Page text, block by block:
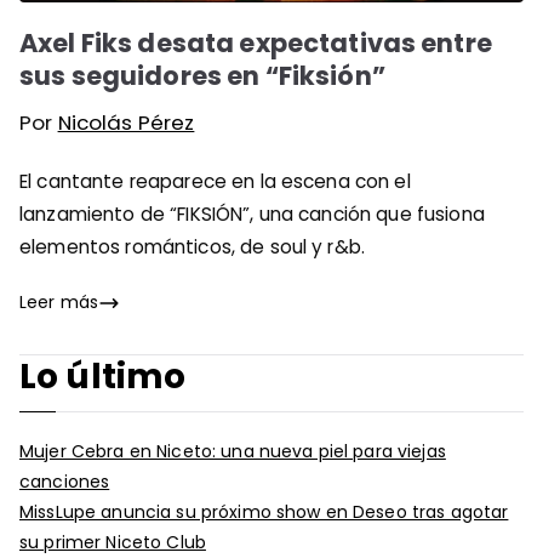
Axel Fiks desata expectativas entre
sus seguidores en “Fiksión”
Por Nicolás Pérez
El cantante reaparece en la escena con el
lanzamiento de “FIKSIÓN”, una canción que fusiona
elementos románticos, de soul y r&b.
Leer más
Lo último
Mujer Cebra en Niceto: una nueva piel para viejas
canciones
MissLupe anuncia su próximo show en Deseo tras agotar
su primer Niceto Club